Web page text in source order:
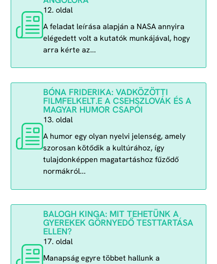
12. oldal
A feladat leírása alapján a NASA annyira
elégedett volt a kutatók munkájával, hogy
arra kérte az...
BÓNA FRIDERIKA: VADKÖZÖTTI
FILMFELKELT.E A CSEHSZLOVÁK ÉS A
MAGYAR HUMOR CSAPÓI
13. oldal
A humor egy olyan nyelvi jelenség, amely
szorosan kötődik a kultúrához, így
tulajdonképpen magatartáshoz fűződő
normákról...
BALOGH KINGA: MIT TEHETÜNK A
GYEREKEK GÖRNYEDŐ TESTTARTÁSA
ELLEN?
17. oldal
Manapság egyre többet hallunk a